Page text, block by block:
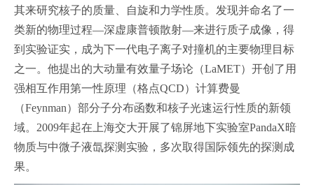
其来研究核子的质量、自旋和力学性质。发现并命名了一
类新的物理过程—深虚康普顿散射—来进行质子成像，得
到实验证实，成为下一代电子离子对撞机的主要物理目标
之一。他提出的大动量有效量子场论（LaMET）开创了用
强相互作用第一性原理（格点QCD）计算费曼
（Feynman）部分子分布函数和核子光速运行性质的新领
域。2009年起在上海交大开展了锦屏地下实验室PandaX暗
物质与中微子液氙探测实验，多次取得国际领先的探测成
果。